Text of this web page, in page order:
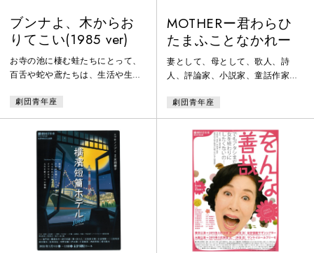
ブンナよ、木からお
りてこい(1985 ver)
お寺の池に棲む蛙たちにとって、
百舌や蛇や鳶たちは、生活や生命
故こういう目に会いつづけるのか
―。それをにがにがしく思う若者
がいた。ブンナだ。広い空への憧
れから椎の木に登るブンナ。彼は
それまで自分の敵であった百舌や
ねずみや蛇たちが、無残にも鳶の
食糧となり、死んでゆく姿をみ
る。一つの死が一つの生へとつな
がっていくという生きていること
の実態、その意味を知ったブンナ
がもたらした
劇団青年座
MOTHERー君わらひ
たまふことなかれー
妻として、母として、歌人、詩
人、評論家、小説家、童話作家と
ＨＥＲ与謝野晶子。その晶子と夫
与謝野鉄幹の下、北原白秋、石川
啄木、佐藤春夫、平野萬里、大杉
栄、菅野須賀子、平塚明子らは集
い、別れた。あの忌まわしい大逆
事件を挟んだ明治42年から大正2
年の5年間。若い彼らは文学に社会
改革に、愛に命を燃やした。それ
はおかしくて、哀しくて、せつな
くて、そして震えるほど美しい
劇団青年座